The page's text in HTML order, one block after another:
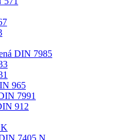
DIN 7985
965
7991
912
7405 N